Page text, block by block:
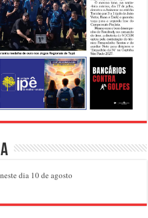
dia 10 de agosto